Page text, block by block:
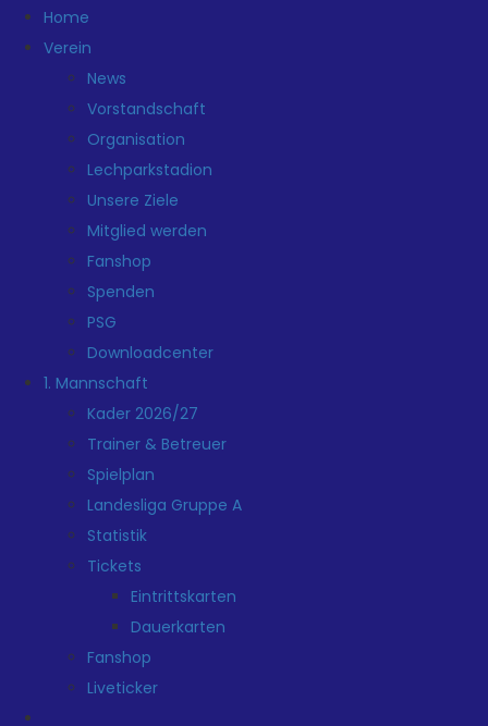
Home
Verein
News
Vorstandschaft
Organisation
Lechparkstadion
Unsere Ziele
Mitglied werden
Fanshop
Spenden
PSG
Downloadcenter
1. Mannschaft
Kader 2026/27
Trainer & Betreuer
Spielplan
Landesliga Gruppe A
Statistik
Tickets
Eintrittskarten
Dauerkarten
Fanshop
Liveticker